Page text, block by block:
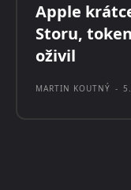
Apple
Storu,
oživil
MARTIN KOUTNÝ -